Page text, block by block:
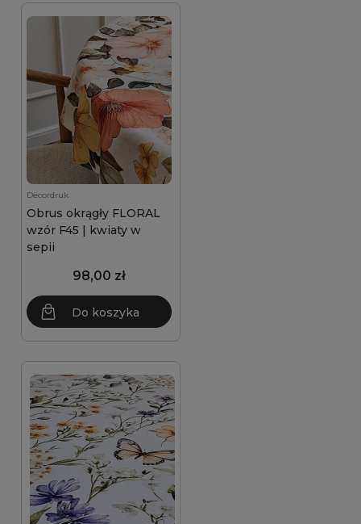
Decordruk
Obrus okrągły FLORAL
wzór F45 | kwiaty w
sepii
98,00 zł
Do koszyka